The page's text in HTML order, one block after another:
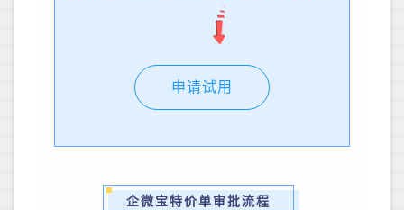
申请试用
企微宝特价单审批流程